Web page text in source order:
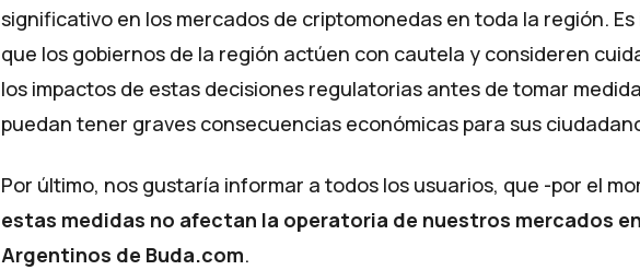
significativo en los mercados de criptomonedas en toda la región.
que los gobiernos de la región actúen con cautela y consideren
los impactos de estas decisiones regulatorias antes de tomar
puedan tener graves consecuencias económicas para sus
Por último, nos gustaría informar a todos los usuarios, que -por el
estas medidas no afectan la operatoria de nuestros mercados
Argentinos de Buda.com.